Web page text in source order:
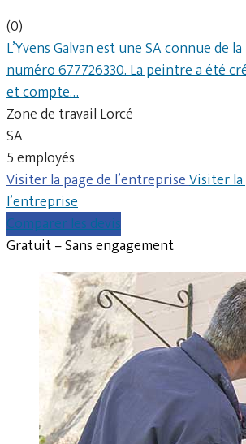
(0)
L’Yvens Galvan est une SA connue de
numéro 677726330. La peintre a été
et compte…
Zone de travail Lorcé
SA
5 employés
Visiter la page de l’entrepriseVisiter
l’entreprise
Comparer les devis
Gratuit – Sans engagement